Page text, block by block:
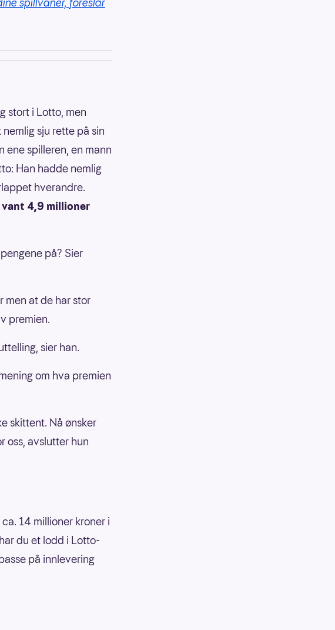
stort i Lotto, men
sju rette på sin
spilleren, en mann
Han hadde nemlig
hverandre.
vant 4,9 millioner
på? Sier
men at de har stor
premien.
sier han.
om hva premien
skittent. Nå ønsker
oss, avslutter hun
14 millioner kroner i
du et lodd i Lotto-
på innlevering